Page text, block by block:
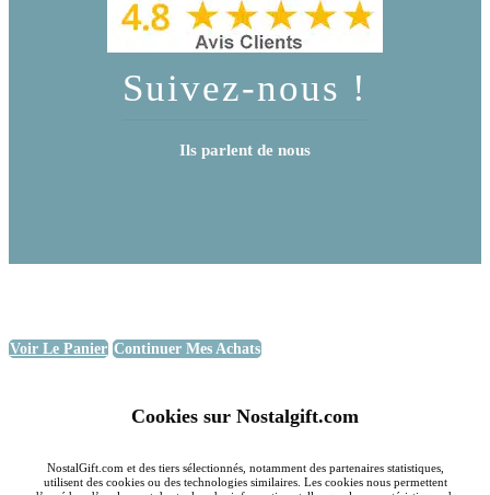
Suivez-nous !
Ils parlent de nous
Voir Le Panier Continuer Mes Achats
Cookies sur Nostalgift.com
NostalGift.com et des tiers sélectionnés, notamment des partenaires statistiques,
utilisent des cookies ou des technologies similaires. Les cookies nous permettent